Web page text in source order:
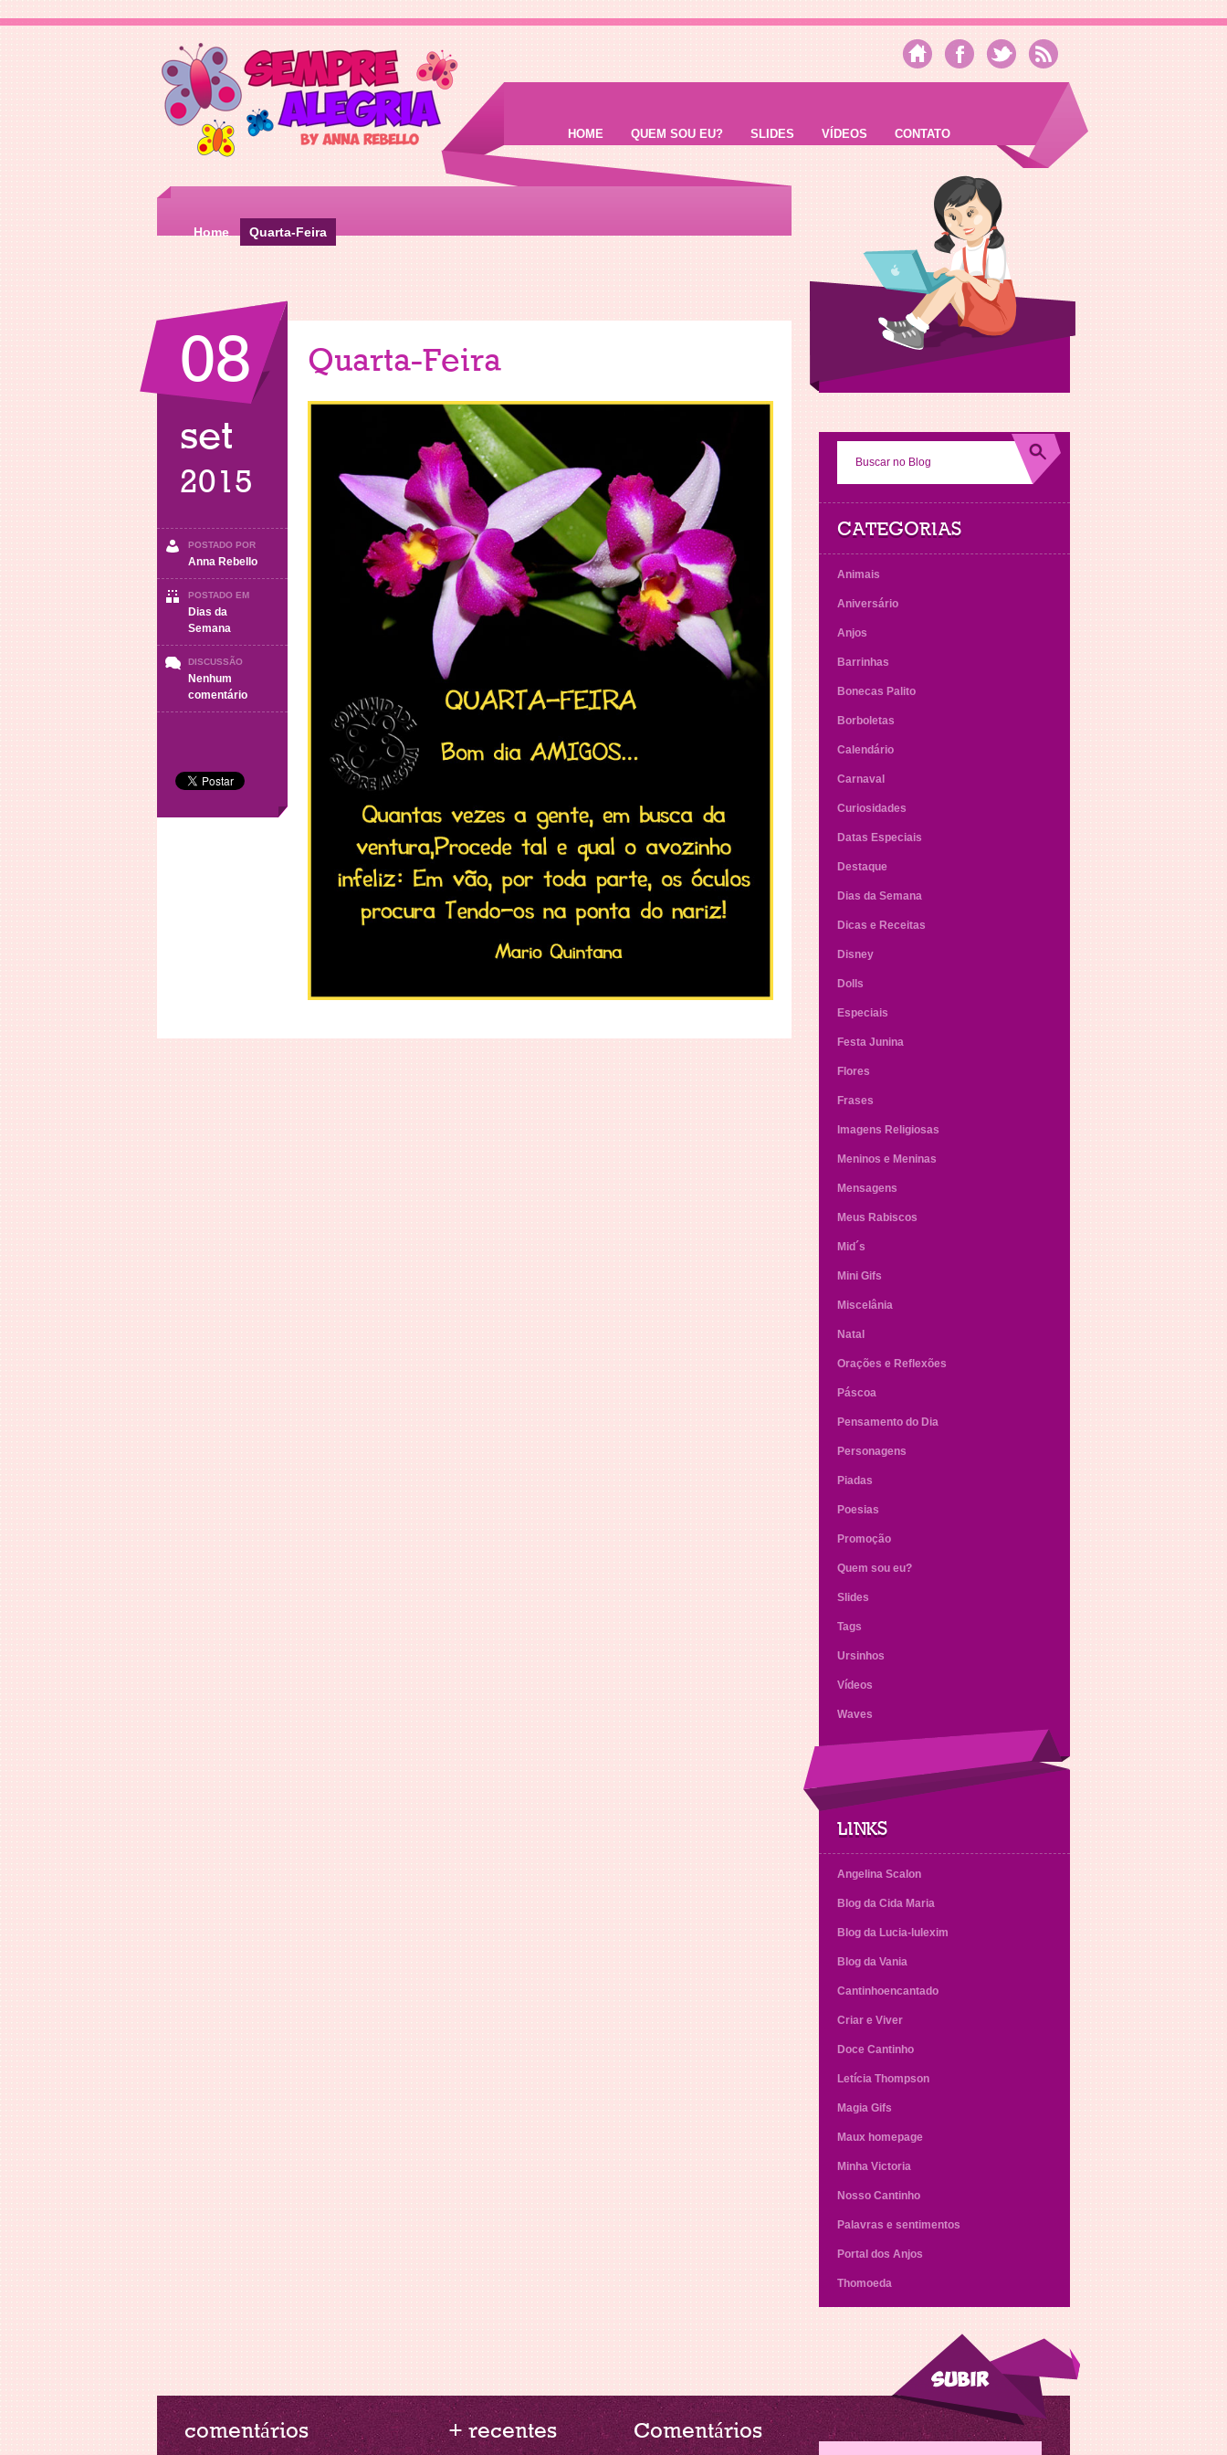
HOME QUEM SOU EU? SLIDES VÍDEOS CONTATO
Home Quarta-Feira
08
set
2015
POSTADO POR
Anna Rebello
POSTADO EM
Dias da
Semana
DISCUSSÃO
Nenhum
comentárioem
Quarta-
Quarta-Feira
CATEGORIAS
Animais
Aniversário
Anjos
Barrinhas
Bonecas Palito
Borboletas
Calendário
Carnaval
Curiosidades
Datas Especiais
Destaque
Dias da Semana
Dicas e Receitas
Disney
Dolls
Especiais
Festa Junina
Flores
Frases
Imagens Religiosas
Meninos e Meninas
Mensagens
Meus Rabiscos
Mid´s
Mini Gifs
Miscelânia
Natal
Orações e Reflexões
Páscoa
Pensamento do Dia
Personagens
Piadas
Poesias
Promoção
Quem sou eu?
Slides
Tags
Ursinhos
Vídeos
Waves
LINKS
Angelina Scalon
Blog da Cida Maria
Blog da Lucia-lulexim
Blog da Vania
Cantinhoencantado
Criar e Viver
Doce Cantinho
Letícia Thompson
Magia Gifs
Maux homepage
Minha Victoria
Nosso Cantinho
Palavras e sentimentos
Portal dos Anjos
Thomoeda
comentários + recentes Comentários